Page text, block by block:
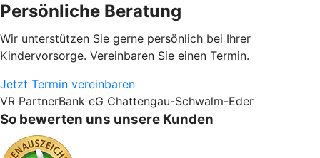
Persönliche Beratung
Wir unterstützen Sie gerne persönlich bei Ihrer
Kindervorsorge. Vereinbaren Sie einen Termin.
Jetzt Termin vereinbaren
VR PartnerBank eG Chattengau-Schwalm-Eder
So bewerten uns unsere Kunden